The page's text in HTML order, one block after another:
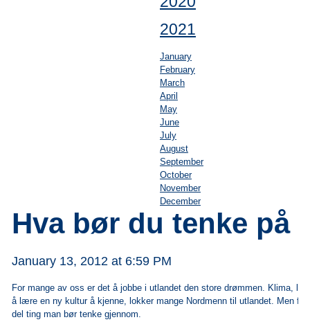
2021
January
February
March
April
May
June
July
August
September
October
November
December
Hva bør du tenke på
January 13, 2012 at 6:59 PM
For mange av oss er det å jobbe i utlandet den store drømmen. Klima,
å lære en ny kultur å kjenne, lokker mange Nordmenn til utlandet. Men før
del ting man bør tenke gjennom.